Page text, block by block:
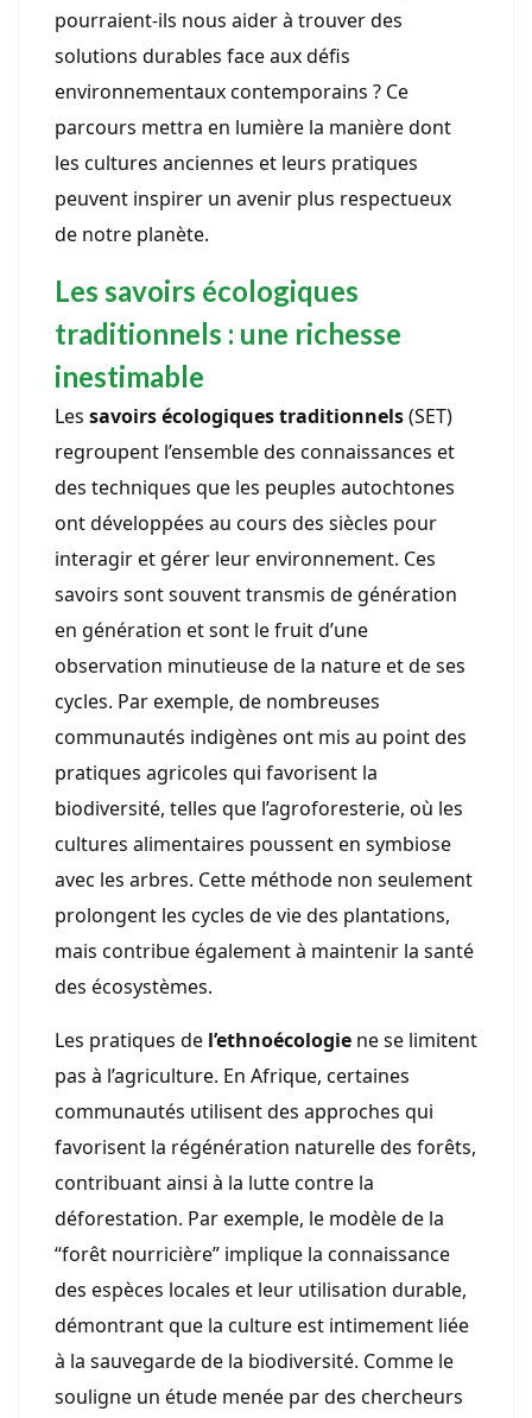
pourraient-ils nous aider à trouver des
solutions durables face aux défis
environnementaux contemporains ? Ce
parcours mettra en lumière la manière dont
les cultures anciennes et leurs pratiques
peuvent inspirer un avenir plus respectueux
de notre planète.
Les savoirs écologiques
traditionnels : une richesse
inestimable
Les savoirs écologiques traditionnels(SET)
regroupent l’ensemble des connaissances et
des techniques que les peuples autochtones
ont développées au cours des siècles pour
interagir et gérer leur environnement. Ces
savoirs sont souvent transmis de génération
en génération et sont le fruit d’une
observation minutieuse de la nature et de ses
cycles. Par exemple, de nombreuses
communautés indigènes ont mis au point des
pratiques agricoles qui favorisent la
biodiversité, telles que l’agroforesterie, où les
cultures alimentaires poussent en symbiose
avec les arbres. Cette méthode non seulement
prolongent les cycles de vie des plantations,
mais contribue également à maintenir la santé
des écosystèmes.
Les pratiques de l’ethnoécologie ne se limitent
pas à l’agriculture. En Afrique, certaines
communautés utilisent des approches qui
favorisent la régénération naturelle des forêts,
contribuant ainsi à la lutte contre la
déforestation. Par exemple, le modèle de la
“forêt nourricière” implique la connaissance
des espèces locales et leur utilisation durable,
démontrant que la culture est intimement liée
à la sauvegarde de la biodiversité. Comme le
souligne un étude menée par des chercheurs